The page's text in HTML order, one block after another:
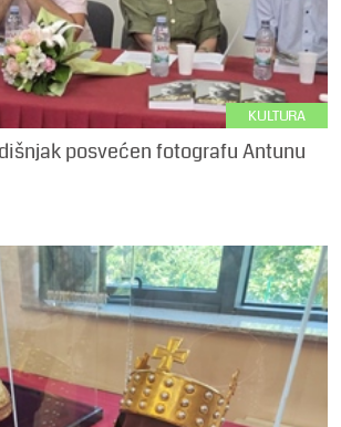
KULTURA
posvećen fotografu Antunu